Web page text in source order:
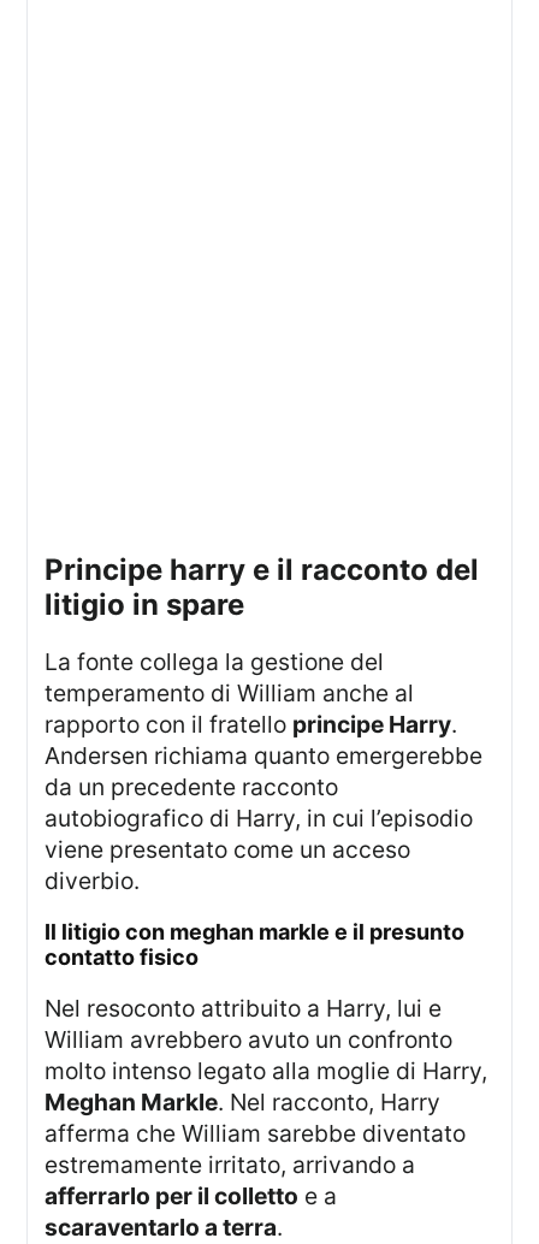
principe harry e il racconto del
litigio in spare
La fonte collega la gestione del
temperamento di William anche al
rapporto con il fratello principe Harry.
Andersen richiama quanto emergerebbe
da un precedente racconto
autobiografico di Harry, in cui l’episodio
viene presentato come un acceso
diverbio.
il litigio con meghan markle e il presunto
contatto fisico
Nel resoconto attribuito a Harry, lui e
William avrebbero avuto un confronto
molto intenso legato alla moglie di Harry,
Meghan Markle. Nel racconto, Harry
afferma che William sarebbe diventato
estremamente irritato, arrivando a
afferrarlo per il colletto e a
scaraventarlo a terra.